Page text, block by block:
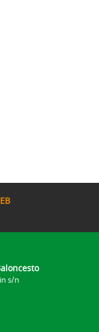
s/n